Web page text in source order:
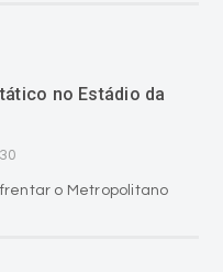
no Estádio da
o Metropolitano